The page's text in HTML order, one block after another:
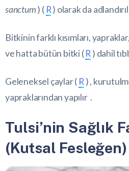
sanctum) ( R) olarak da
Bitkinin farklı kısımları,
ve hatta bütün bitki (R ) dahil
Geleneksel çaylar ( R ) ,
yapraklarından yapılır .
Tulsi’nin Sağlık
(Kutsal Fesleğen)